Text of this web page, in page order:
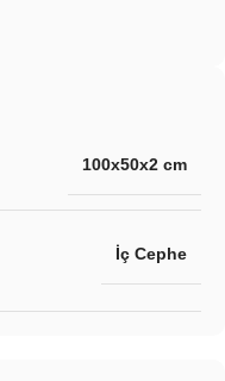
100x50x2 cm
İç Cephe